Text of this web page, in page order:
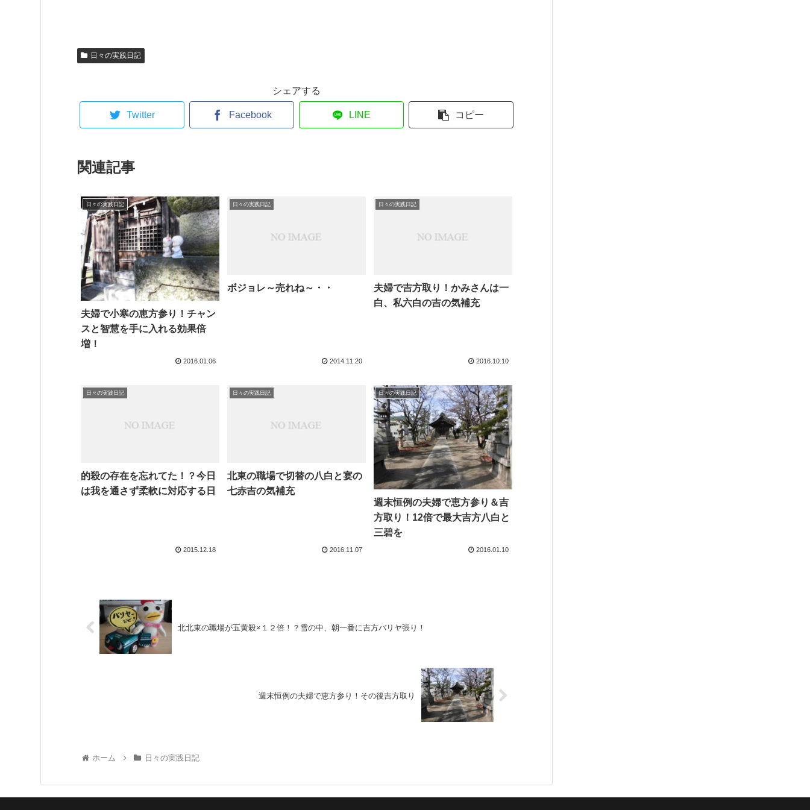
日々の実践日記
シェアする
Twitter Facebook LINE コピー
関連記事
日々の実践日記
夫婦で小寒の恵方参り！チャン
スと智慧を手に入れる効果倍
増！
2016.01.06
日々の実践日記
ボジョレ～売れね～・・
2014.11.20
日々の実践日記
夫婦で吉方取り！かみさんは一
白、私六白の吉の気補充
2016.10.10
日々の実践日記
的殺の存在を忘れてた！？今日
は我を通さず柔軟に対応する日
2015.12.18
日々の実践日記
北東の職場で切替の八白と宴の
七赤吉の気補充
2016.11.07
日々の実践日記
週末恒例の夫婦で恵方参り＆吉
方取り！12倍で最大吉方八白と
三碧を
2016.01.10
北北東の職場が五黄殺×１２倍！？雪の中、朝一番に吉方バリヤ張り！
週末恒例の夫婦で恵方参り！その後吉方取り
ホーム 日々の実践日記